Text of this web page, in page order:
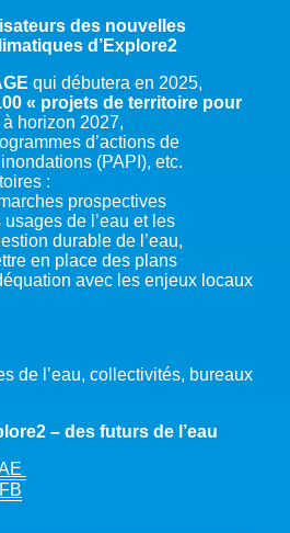
des nouvelles
d’Explore2
qui débutera en 2025,
« projets de territoire pour
à horizon 2027,
d’actions de
(PAPI), etc.
:
prospectives
de l’eau et les
durable de l’eau,
en place des plans
avec les enjeux locaux
de l’eau, collectivités, bureaux
– des futurs de l’eau